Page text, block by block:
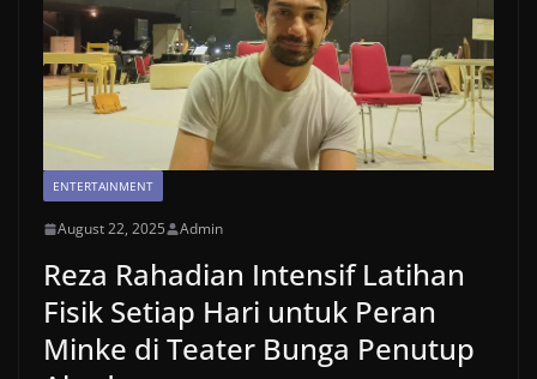
ENTERTAINMENT
August 22, 2025 Admin
Reza Rahadian Intensif Latihan
Fisik Setiap Hari untuk Peran
Minke di Teater Bunga Penutup